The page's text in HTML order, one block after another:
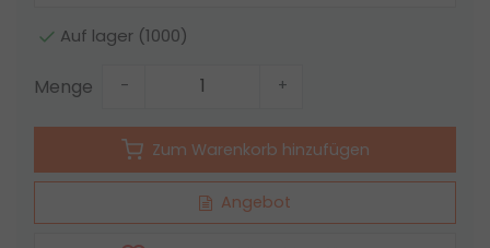
Auf lager (1000)
Menge - +
Zum Warenkorb hinzufügen
Angebot